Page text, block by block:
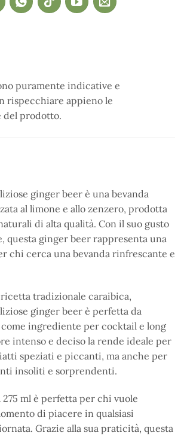
puramente indicative e
rispecchiare appieno le
prodotto.
ginger beer è una bevanda
al limone e allo zenzero, prodotta
di alta qualità. Con il suo gusto
questa ginger beer rappresenta una
chi cerca una bevanda rinfrescante e
ricetta tradizionale caraibica,
ginger beer è perfetta da
come ingrediente per cocktail e long
intenso e deciso la rende ideale per
speziati e piccanti, ma anche per
insoliti e sorprendenti.
275 ml è perfetta per chi vuole
di piacere in qualsiasi
Grazie alla sua praticità, questa